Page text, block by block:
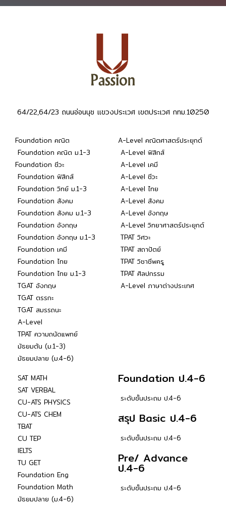
64/22,64/23 ถนนอ่อนนุช แขวงประเวศ เขตประเวศ กทม.10250
Foundation คณิต
Foundation คณิต ม.1-3
Foundation ชีวะ
Foundation ฟิสิกส์
Foundation วิทย์ ม.1-3
Foundation สังคม
Foundation สังคม ม.1-3
Foundation อังกฤษ
Foundation อังกฤษ ม.1-3
Foundation เคมี
Foundation ไทย
Foundation ไทย ม.1-3
TGAT อังกฤษ
TGAT ตรรกะ
TGAT สมรรถนะ
A-Level
TPAT ความถนัดแพทย์
มัธยมต้น (ม.1-3)
มัธยมปลาย (ม.4-6)
A-Level คณิตศาสตร์ประยุกต์
A-Level ฟิสิกส์
A-Level เคมี
A-Level ชีวะ
A-Level ไทย
A-Level สังคม
A-Level อังกฤษ
A-Level วิทยาศาสตร์ประยุกต์
TPAT วิศวะ
TPAT สถาปัตย์
TPAT วิชาชีพครู
TPAT ศิลปกรรม
A-Level ภาษาต่างประเทศ
SAT MATH
SAT VERBAL
CU-ATS PHYSICS
CU-ATS CHEM
TBAT
CU TEP
IELTS
TU GET
Foundation Eng
Foundation Math
มัธยมปลาย (ม.4-6)
Foundation ป.4-6
ระดับชั้นประถม ป.4-6
สรุป Basic ป.4-6
ระดับชั้นประถม ป.4-6
Pre/ Advance
ป.4-6
ระดับชั้นประถม ป.4-6